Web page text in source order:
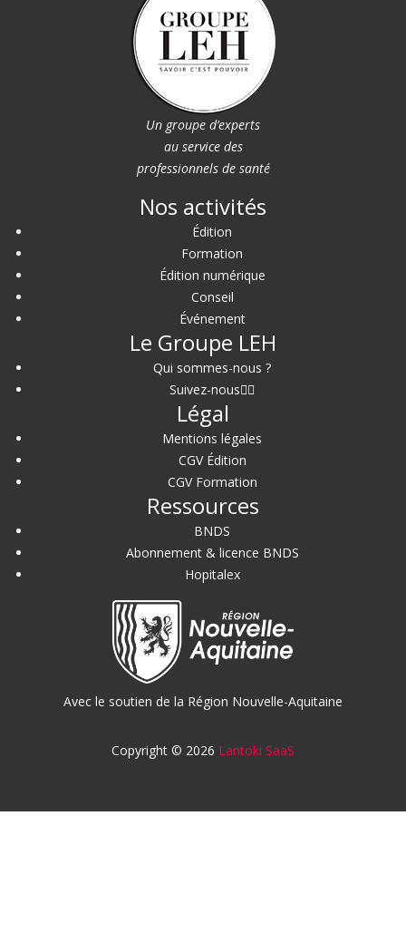
Un groupe d’experts
au service des
professionnels de santé
Nos activités
Édition
Formation
Édition numérique
Conseil
Événement
Le Groupe LEH
Qui sommes-nous ?
Suivez-nous
Légal
Mentions légales
CGV Édition
CGV Formation
Ressources
BNDS
Abonnement & licence BNDS
Hopitalex
Avec le soutien de la Région Nouvelle-Aquitaine
Copyright © 2026 Lantoki SaaS